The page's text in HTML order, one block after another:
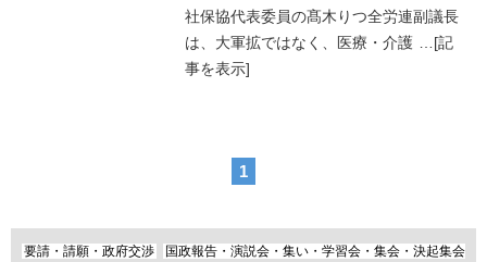
社保協代表委員の髙木りつ全労連副議長
は、大軍拡ではなく、医療・介護 … [記
事を表示]
1
要請・請願・政府交渉
国政報告・演説会・集い・学習会・集会・決起集会